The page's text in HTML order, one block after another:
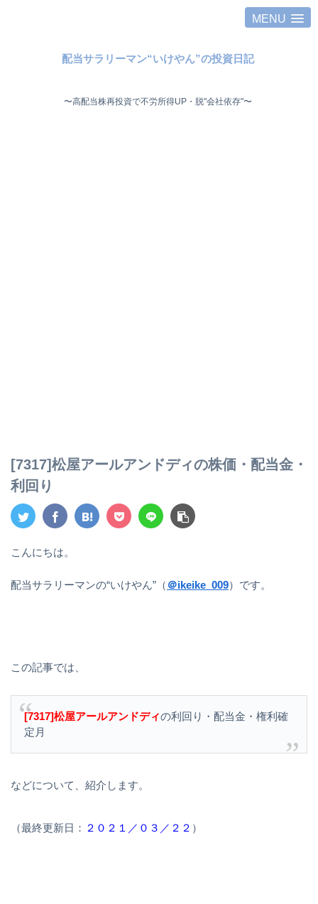
MENU
配当サラリーマン“いけやん”の投資日記 ​
〜高配当株再投資で不労所得UP・脱"会社依存"〜 ​
[7317]松屋アールアンドディの株価・配当金・
利回り
こんにちは。
配当サラリーマンの“いけやん”（ ＠ikeike_009）です。
この記事では、
[7317]松屋アールアンドディの利回り・配当金・権利確
定月
などについて、紹介します。
（最終更新日： ２０２１／０３／２２ ）